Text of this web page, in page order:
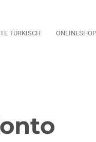
TÜRKISCH ONLINESHOP